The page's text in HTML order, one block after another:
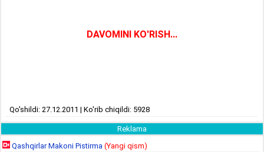
DAVOMINI KO'RISH...
Qo'shildi: 27.12.2011 | Ko'rib chiqildi: 5928
Reklama
Qashqirlar Makoni Pistirma (Yangi qism)